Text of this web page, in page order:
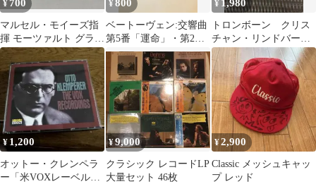
¥ 700
マルセル・モイーズ指
揮 モーツァルト グラ
ン・パルティータ マー
ルボロ名盤 CD
¥800
ベートーヴェン:交響曲
第5番「運命」・第2番
小澤征爾
¥ 1,980
トロンボーン クリス
チャン・リンドバー
グ CD4枚 中古品
¥ 1,200
オットー・クレンペラ
ー「米VOXレーベル録
¥9,000
クラシック レコードLP
大量セット 46枚
¥2,900
Classic メッシュキャッ
プ レッド